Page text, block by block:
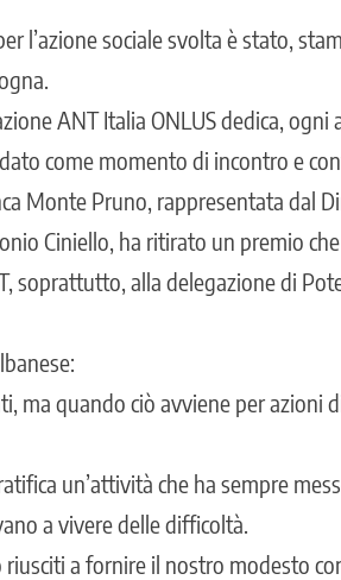
l’azione sociale svolta è stato,
ANT Italia ONLUS dedica, ogni
come momento di incontro e
Monte Pruno, rappresentata dal
Ciniello, ha ritirato un premio che
soprattutto, alla delegazione di
ma quando ciò avviene per azioni
un’attività che ha sempre
a vivere delle difficoltà.
riusciti a fornire il nostro modesto